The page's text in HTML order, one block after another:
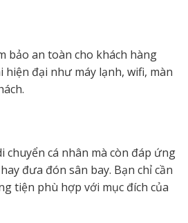
bảo an toàn cho khách hàng
đại như máy lạnh, wifi, màn
chuyển cá nhân mà còn đáp ứng
đưa đón sân bay. Bạn chỉ cần
tiện phù hợp với mục đích của